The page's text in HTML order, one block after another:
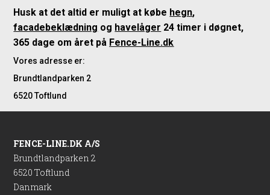
Husk at det altid er muligt at købe hegn,
facadebeklædning og havelåger 24 timer i døgnet,
365 dage om året på Fence-Line.dk
Vores adresse er:
Brundtlandparken 2
6520 Toftlund
FENCE-LINE.DK A/S
Brundtlandparken 2
6520 Toftlund
Danmark